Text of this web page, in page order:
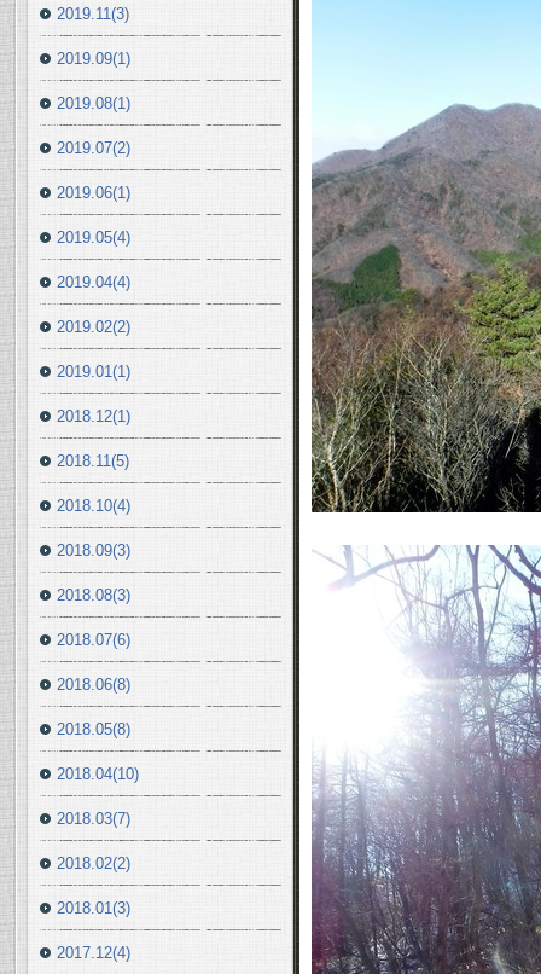
2019.11(3)
2019.09(1)
2019.08(1)
2019.07(2)
2019.06(1)
2019.05(4)
2019.04(4)
2019.02(2)
2019.01(1)
2018.12(1)
2018.11(5)
2018.10(4)
2018.09(3)
2018.08(3)
2018.07(6)
2018.06(8)
2018.05(8)
2018.04(10)
2018.03(7)
2018.02(2)
2018.01(3)
2017.12(4)